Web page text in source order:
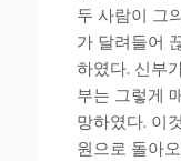
두 사람이 그
가 달려들어
하였다. 신부
부는 그렇게
망하였다. 이
원으로 돌아